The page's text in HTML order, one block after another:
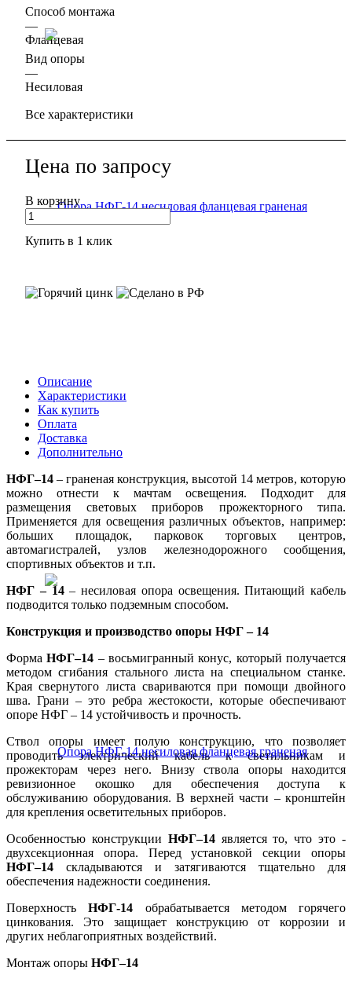
Способ монтажа
—
Фланцевая
Вид опоры
—
Несиловая
Все характеристики
Цена по запросу
В корзину
Купить в 1 клик
Описание
Характеристики
Как купить
Оплата
Доставка
Дополнительно
НФГ–14 – граненая конструкция, высотой 14 метров, которую
можно отнести к мачтам освещения. Подходит для
размещения световых приборов прожекторного типа.
Применяется для освещения различных объектов, например:
больших площадок, парковок торговых центров,
автомагистралей, узлов железнодорожного сообщения,
спортивных объектов и т.п.
НФГ – 14– несиловая опора освещения. Питающий кабель
подводится только подземным способом.
Конструкция и производство опоры НФГ – 14
ФормаНФГ–14 – восьмигранный конус, который получается
методом сгибания стального листа на специальном станке.
Края свернутого листа свариваются при помощи двойного
шва. Грани – это ребра жестокости, которые обеспечивают
опоре НФГ – 14 устойчивость и прочность.
Ствол опоры имеет полую конструкцию, что позволяет
проводить электрический кабель к светильникам и
прожекторам через него. Внизу ствола опоры находится
ревизионное окошко для обеспечения доступа к
обслуживанию оборудования. В верхней части – кронштейн
для крепления осветительных приборов.
Особенностью конструкции НФГ–14является то, что это -
двухсекционная опора. Перед установкой секции опоры
НФГ–14 складываются и затягиваются тщательно для
обеспечения надежности соединения.
ПоверхностьНФГ-14 обрабатывается методом горячего
цинкования. Это защищает конструкцию от коррозии и
других неблагоприятных воздействий.
Монтаж опоры НФГ–14